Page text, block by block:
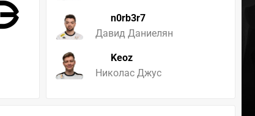
n0rb3r7
Давид Даниелян
Keoz
Николас Джус